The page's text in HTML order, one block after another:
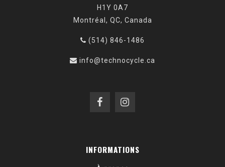
H1Y 0A7
Montréal, QC, Canada
(514) 846-1486
info@technocycle.ca
INFORMATIONS